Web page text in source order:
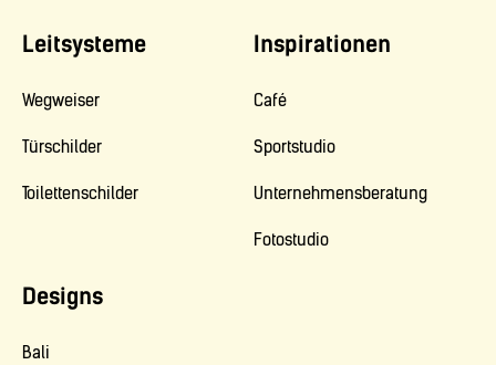
Leitsysteme
Designs
Inspirationen
Wegweiser
Türschilder
Toilettenschilder
Bali
Café
Sportstudio
Unternehmensberatung
Fotostudio